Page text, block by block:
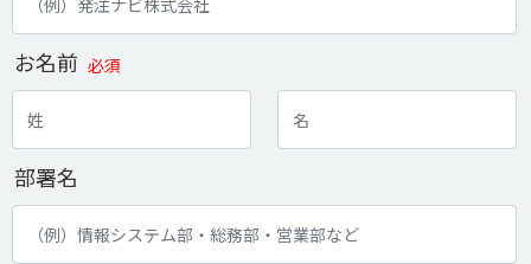
お名前 必須
部署名